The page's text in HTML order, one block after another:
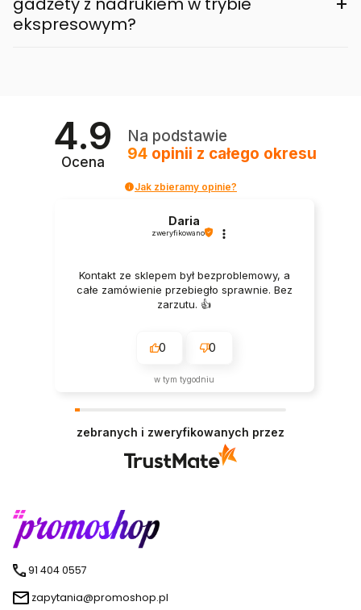
ekspresowym?
4.9
Ocena
Na podstawie
94 opinii z całego okresu
Jak zbieramy opinie?
Daria
zweryfikowano
Kontakt ze sklepem był bezproblemowy, a
całe zamówienie przebiegło sprawnie. Bez
zarzutu. 👍️
0 0
w tym tygodniu
zebranych i zweryfikowanych przez
91 404 0557
zapytania@promoshop.pl